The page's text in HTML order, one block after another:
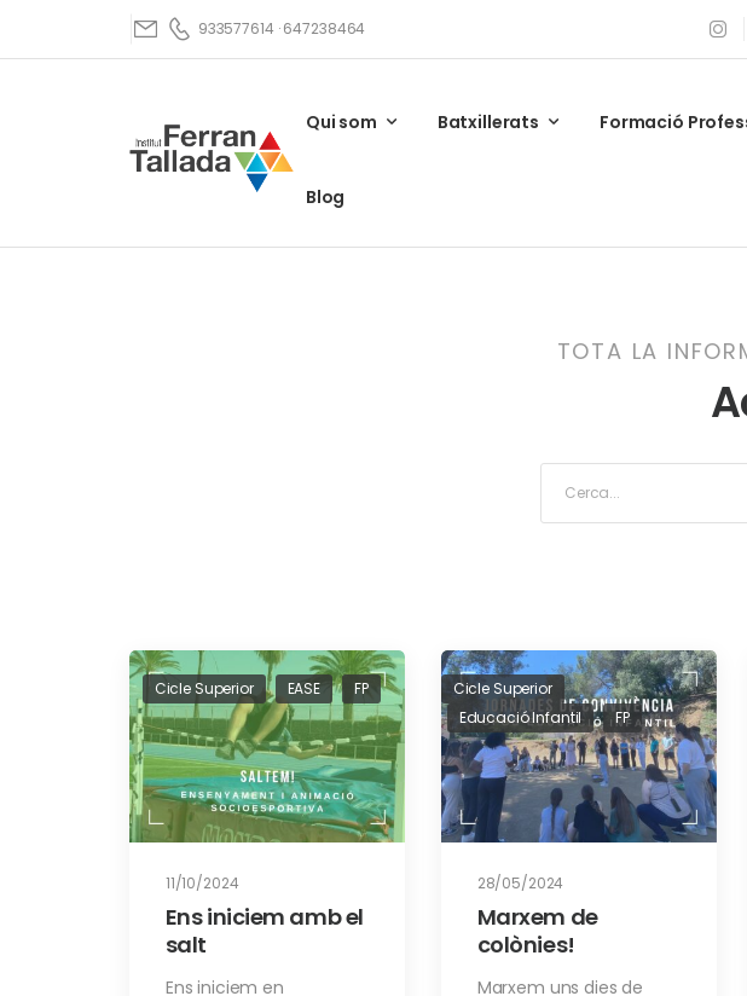
933577614 · 647238464
Qui som Batxillerats Formació
Blog
TOTA LA
11/10/2024
Cicle Superior EASE FP
Ens iniciem amb el
salt
Ens iniciem en
28/05/2024
Cicle Superior
Educació Infantil
FP
Marxem de
colònies!
Marxem uns dies de